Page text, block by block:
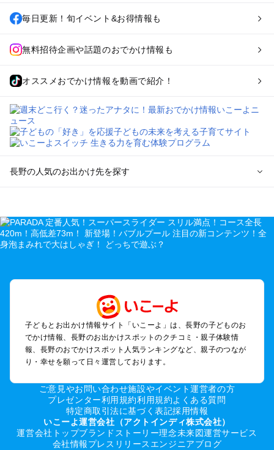
毎日更新！旬イベント&お得情報も
無料招待企画や話題のおでかけ情報も
オススメおでかけ情報を動画で紹介！
長野の人気のお出かけ先を探す
を探す
軽井沢・万座・嬬恋・北軽井沢のプールお出かけ
松本・上高地・諏訪・乗鞍・美ヶ原のプールお出かけ
伊那・駒ヶ根・飯田・昼神（伊那路）のプールお出かけ
蓼科・白樺湖・車山・女神湖・姫木平のプールお出かけ
安曇野・大町のプールお出かけ
白馬・小谷のプールお出かけ
八ヶ岳・野辺山・富士見・原村・小海線沿線のプールお出かけ
木曽路・木曽周辺のプールお出かけ
飯山・斑尾・信濃町・黒姫のプールお出かけ
千曲・戸倉上山田のプールお出かけ
須坂・菅平高原・峰の原高原のプールお出かけ
長野の定番お出かけスポット
子どもとお出かけ情報サイト「いこーよ」は、長野の子どものお
でかけ情報、長野のお出かけスポットのクチコミ・親子体験情
報、長野のおでかけスポット人気ランキングなど、親子のつなが
り・幸せを願って日々運営しております。
ご意見やお問い合わせ施設やイベント運営者の方
プレゼンター利用規約利用規約よくある質問
特定商取引法に基づく表記採用情報
いこーよ運営会社（アクトインディ株式会社）
運営会社トップブランドストーリー理念未来図運営サービス
会社情報プレスリリース エンジニアブログ